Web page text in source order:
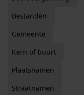
Bestanden
Gemeente
Kern of buurt
Plaatsnamen
Straatnamen